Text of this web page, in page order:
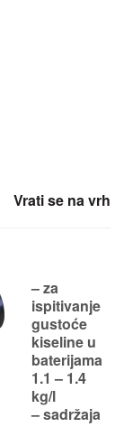
Vrati se na vrh
– za
ispitivanje
gustoće
kiseline u
baterijama
1.1 – 1.4
kg/l
– sadržaja